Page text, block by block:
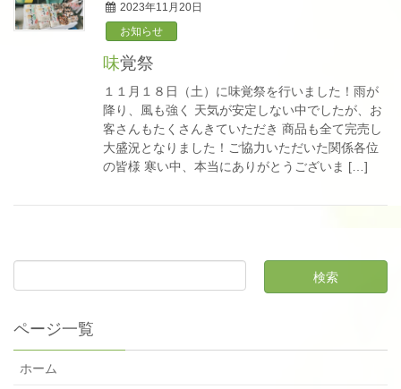
2023年11月20日
お知らせ
味覚祭
１１月１８日（土）に味覚祭を行いました！雨が
降り、風も強く 天気が安定しない中でしたが、お
客さんもたくさんきていただき 商品も全て完売し
大盛況となりました！ご協力いただいた関係各位
の皆様 寒い中、本当にありがとうございま […]
ページ一覧
ホーム